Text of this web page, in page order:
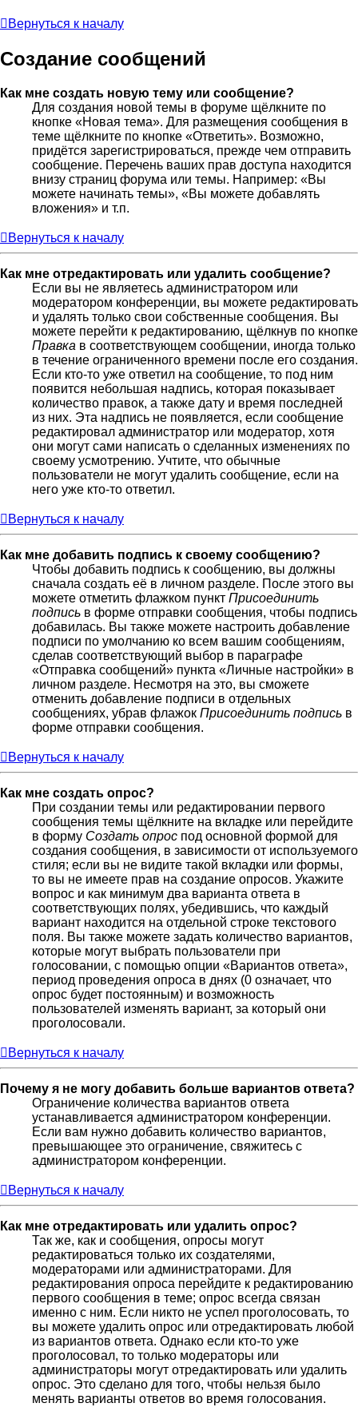
Вернуться к началу
Создание сообщений
Как мне создать новую тему или сообщение?
Для создания новой темы в форуме щёлкните по
кнопке «Новая тема». Для размещения сообщения в
теме щёлкните по кнопке «Ответить». Возможно,
придётся зарегистрироваться, прежде чем отправить
сообщение. Перечень ваших прав доступа находится
внизу страниц форума или темы. Например: «Вы
можете начинать темы», «Вы можете добавлять
вложения» и т.п.
Вернуться к началу
Как мне отредактировать или удалить сообщение?
Если вы не являетесь администратором или
модератором конференции, вы можете редактировать
и удалять только свои собственные сообщения. Вы
можете перейти к редактированию, щёлкнув по кнопке
Правка в соответствующем сообщении, иногда только
в течение ограниченного времени после его создания.
Если кто-то уже ответил на сообщение, то под ним
появится небольшая надпись, которая показывает
количество правок, а также дату и время последней
из них. Эта надпись не появляется, если сообщение
редактировал администратор или модератор, хотя
они могут сами написать о сделанных изменениях по
своему усмотрению. Учтите, что обычные
пользователи не могут удалить сообщение, если на
него уже кто-то ответил.
Вернуться к началу
Как мне добавить подпись к своему сообщению?
Чтобы добавить подпись к сообщению, вы должны
сначала создать её в личном разделе. После этого вы
можете отметить флажком пункт Присоединить
подпись в форме отправки сообщения, чтобы подпись
добавилась. Вы также можете настроить добавление
подписи по умолчанию ко всем вашим сообщениям,
сделав соответствующий выбор в параграфе
«Отправка сообщений» пункта «Личные настройки» в
личном разделе. Несмотря на это, вы сможете
отменить добавление подписи в отдельных
сообщениях, убрав флажок Присоединить подпись в
форме отправки сообщения.
Вернуться к началу
Как мне создать опрос?
При создании темы или редактировании первого
сообщения темы щёлкните на вкладке или перейдите
в форму Создать опрос под основной формой для
создания сообщения, в зависимости от используемого
стиля; если вы не видите такой вкладки или формы,
то вы не имеете прав на создание опросов. Укажите
вопрос и как минимум два варианта ответа в
соответствующих полях, убедившись, что каждый
вариант находится на отдельной строке текстового
поля. Вы также можете задать количество вариантов,
которые могут выбрать пользователи при
голосовании, с помощью опции «Вариантов ответа»,
период проведения опроса в днях (0 означает, что
опрос будет постоянным) и возможность
пользователей изменять вариант, за который они
проголосовали.
Вернуться к началу
Почему я не могу добавить больше вариантов ответа?
Ограничение количества вариантов ответа
устанавливается администратором конференции.
Если вам нужно добавить количество вариантов,
превышающее это ограничение, свяжитесь с
администратором конференции.
Вернуться к началу
Как мне отредактировать или удалить опрос?
Так же, как и сообщения, опросы могут
редактироваться только их создателями,
модераторами или администраторами. Для
редактирования опроса перейдите к редактированию
первого сообщения в теме; опрос всегда связан
именно с ним. Если никто не успел проголосовать, то
вы можете удалить опрос или отредактировать любой
из вариантов ответа. Однако если кто-то уже
проголосовал, то только модераторы или
администраторы могут отредактировать или удалить
опрос. Это сделано для того, чтобы нельзя было
менять варианты ответов во время голосования.